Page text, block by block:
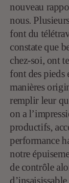
nouveau
nous.
font du
constate que
chez-soi, ont
font des pieds
manières
remplir leur
on a
productifs,
performance
notre
de contrôle